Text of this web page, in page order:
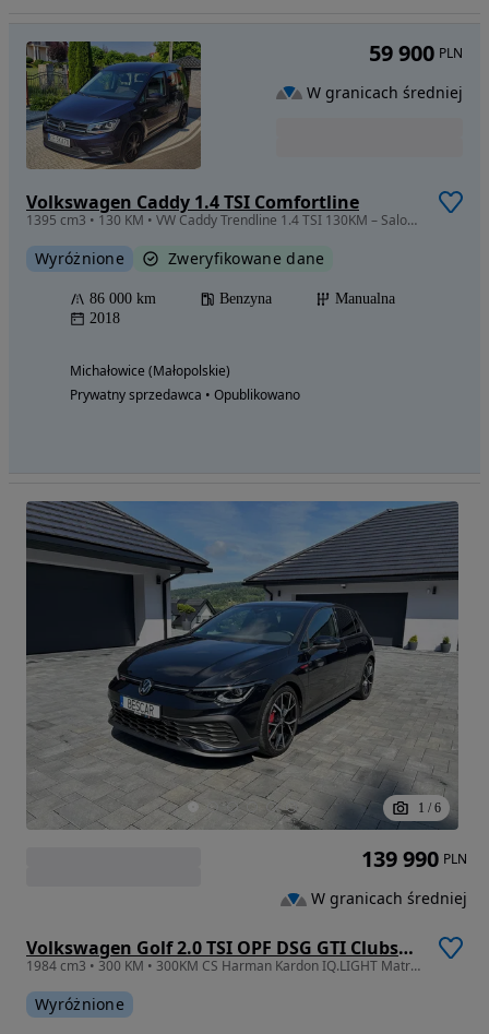
Volkswagen Caddy 1.4 TSI Comfortline
1395 cm3 • 130 KM • VW Caddy Trendline 1.4 TSI 130KM – Salon Polska, bezwypadkowy
Wyróżnione Zweryfikowane dane
86 000 km Benzyna
Manualna
2018
Michałowice (Małopolskie)
Prywatny sprzedawca • Opublikowano
59 900 PLN
W granicach średniej
1 / 6
Volkswagen Golf 2.0 TSI OPF DSG GTI Clubsport
1984 cm3 • 300 KM • 300KM CS Harman Kardon IQ.LIGHT Matrix Pakiet Black Nawigacja FV23%
Wyróżnione
139 990 PLN
W granicach średniej